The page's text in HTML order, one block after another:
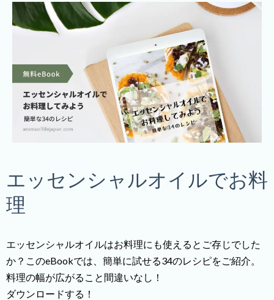
エッセンシャルオイルでお料
理
エッセンシャルオイルはお料理にも使えるとご存じでした
か？このeBookでは、簡単に試せる34のレシピをご紹介。
料理の幅が広がること間違いなし！
ダウンロードする！